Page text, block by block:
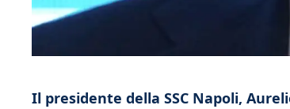
Il presidente della SSC Napoli,